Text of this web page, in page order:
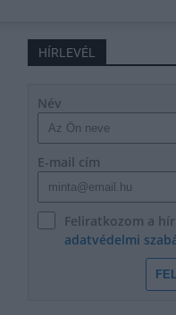
HÍRLEVÉL
Név
E-mail cím
Feliratkozom a
adatvédelmi